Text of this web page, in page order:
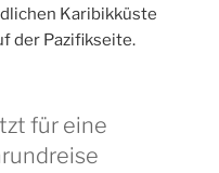
Karibikküste
der Pazifikseite.
für eine